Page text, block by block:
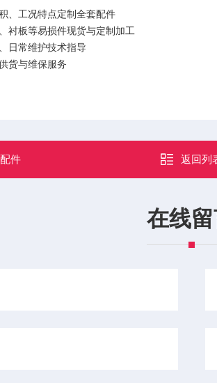
、工况特点定制全套配件
衬板等易损件现货与定制加工
日常维护技术指导
货与维保服务
件 返回列
在线